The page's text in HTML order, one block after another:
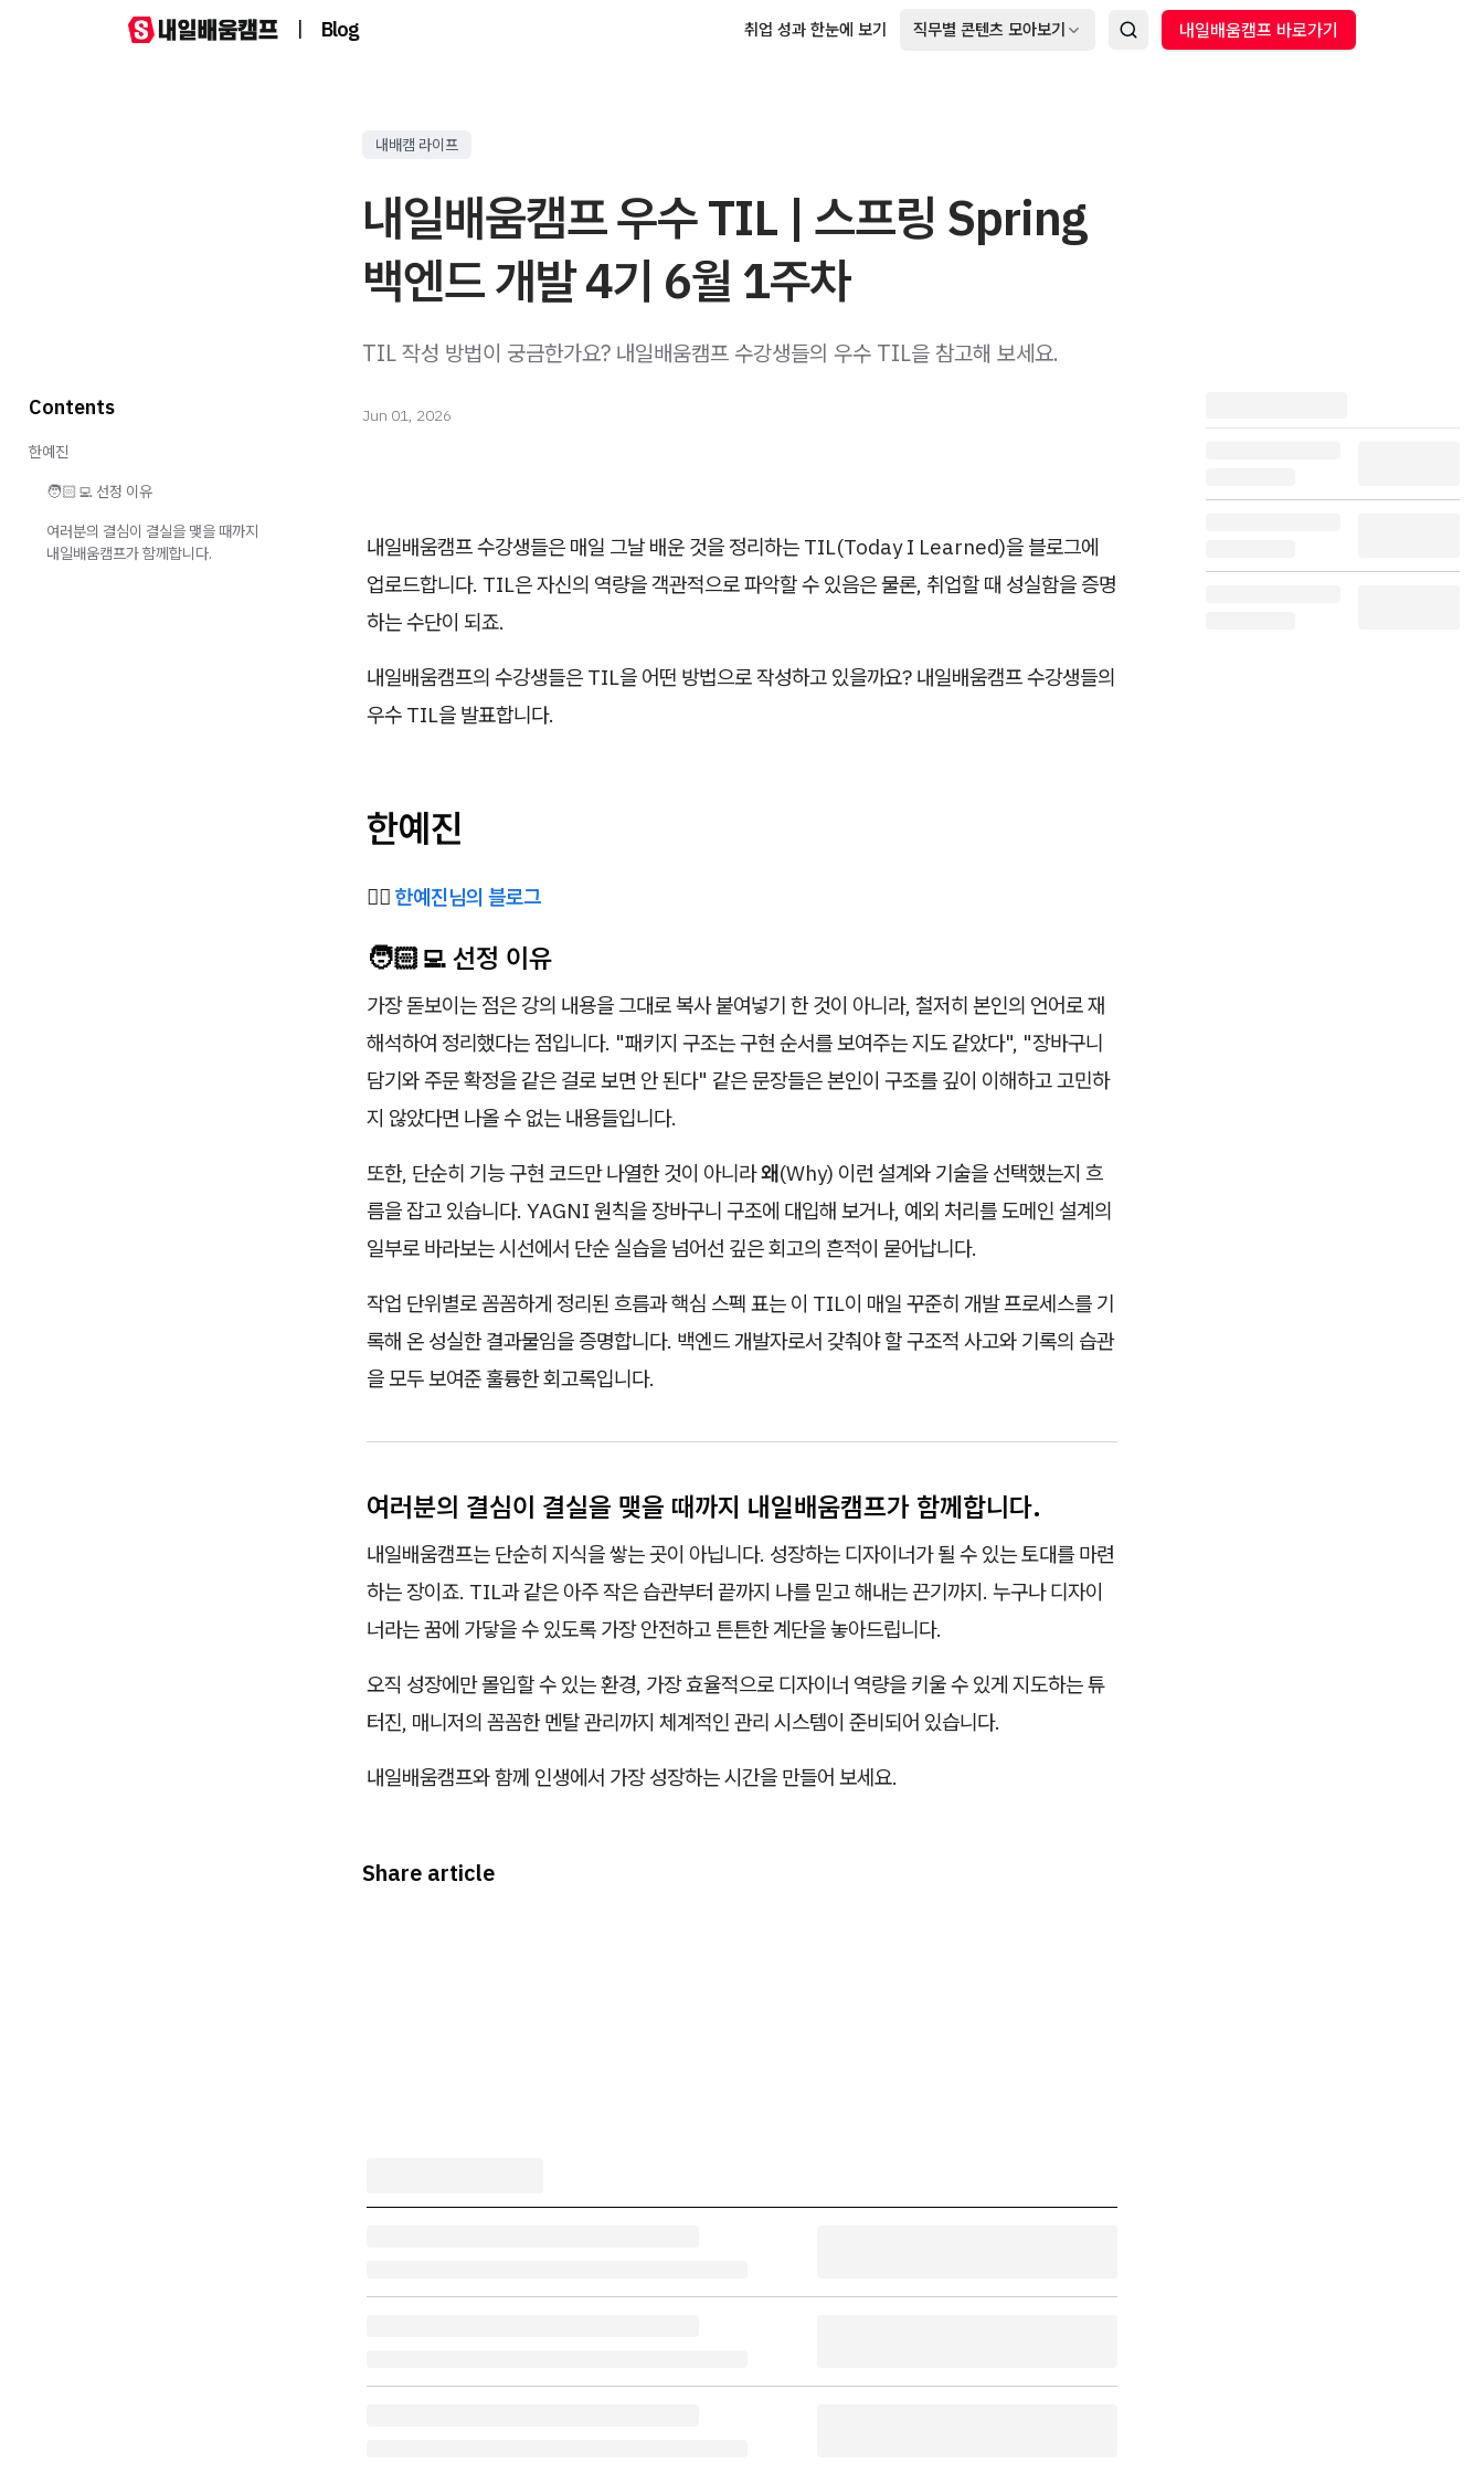
| Blog 취업 성과 한눈에 보기 직무별 콘텐츠 모아보기 내일배움캠프 바로가기
내배캠 라이프
내일배움캠프 우수 TIL | 스프링 Spring
백엔드 개발 4기 6월 1주차
TIL 작성 방법이 궁금한가요? 내일배움캠프 수강생들의 우수 TIL을 참고해 보세요.
Jun 01, 2026
내일배움캠프 수강생들은 매일 그날 배운 것을 정리하는 TIL(Today I Learned)을 블로그에
업로드합니다. TIL은 자신의 역량을 객관적으로 파악할 수 있음은 물론, 취업할 때 성실함을 증명
하는 수단이 되죠.
내일배움캠프의 수강생들은 TIL을 어떤 방법으로 작성하고 있을까요? 내일배움캠프 수강생들의
우수 TIL을 발표합니다.
한예진
✍🏻 한예진님의 블로그
🧑🏻‍💻 선정 이유
가장 돋보이는 점은 강의 내용을 그대로 복사 붙여넣기 한 것이 아니라, 철저히 본인의 언어로 재
해석하여 정리했다는 점입니다. "패키지 구조는 구현 순서를 보여주는 지도 같았다", "장바구니
담기와 주문 확정을 같은 걸로 보면 안 된다" 같은 문장들은 본인이 구조를 깊이 이해하고 고민하
지 않았다면 나올 수 없는 내용들입니다.
또한, 단순히 기능 구현 코드만 나열한 것이 아니라왜(Why) 이런 설계와 기술을 선택했는지 흐
름을 잡고 있습니다. YAGNI 원칙을 장바구니 구조에 대입해 보거나, 예외 처리를 도메인 설계의
일부로 바라보는 시선에서 단순 실습을 넘어선 깊은 회고의 흔적이 묻어납니다.
작업 단위별로 꼼꼼하게 정리된 흐름과 핵심 스펙 표는 이 TIL이 매일 꾸준히 개발 프로세스를 기
록해 온 성실한 결과물임을 증명합니다. 백엔드 개발자로서 갖춰야 할 구조적 사고와 기록의 습관
을 모두 보여준 훌륭한 회고록입니다.
여러분의 결심이 결실을 맺을 때까지 내일배움캠프가 함께합니다.
내일배움캠프는 단순히 지식을 쌓는 곳이 아닙니다. 성장하는 디자이너가 될 수 있는 토대를 마련
하는 장이죠. TIL과 같은 아주 작은 습관부터 끝까지 나를 믿고 해내는 끈기까지. 누구나 디자이
너라는 꿈에 가닿을 수 있도록 가장 안전하고 튼튼한 계단을 놓아드립니다.
오직 성장에만 몰입할 수 있는 환경, 가장 효율적으로 디자이너 역량을 키울 수 있게 지도하는 튜
터진, 매니저의 꼼꼼한 멘탈 관리까지 체계적인 관리 시스템이 준비되어 있습니다.
내일배움캠프와 함께 인생에서 가장 성장하는 시간을 만들어 보세요.
Share article
Contents
한예진
🧑🏻‍💻 선정 이유
여러분의 결심이 결실을 맺을 때까지
내일배움캠프가 함께합니다.